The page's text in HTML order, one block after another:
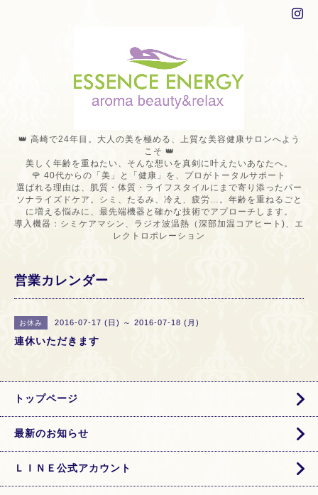
👑 高崎で24年目。大人の美を極める、上質な美容健康サロンへよう
こそ 👑
美しく年齢を重ねたい、そんな想いを真剣に叶えたいあなたへ。
🌹 40代からの「美」と「健康」を、プロがトータルサポート
選ばれる理由は、肌質・体質・ライフスタイルにまで寄り添ったパー
ソナライズドケア。シミ、たるみ、冷え、疲労…。年齢を重ねるごと
に増える悩みに、最先端機器と確かな技術でアプローチします。
導入機器：シミケアマシン、ラジオ波温熱（深部加温コアヒート)、エ
レクトロポレーション
営業カレンダー
お休み 2016-07-17 (日) ～ 2016-07-18 (月)
連休いただきます
トップページ
最新のお知らせ
ＬＩＮＥ公式アカウント